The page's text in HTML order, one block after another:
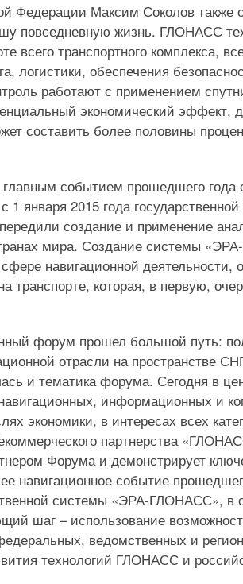
Федерации Максим Соколов также
повседневную жизнь. ГЛОНАСС
всего транспортного комплекса,
логистики, обеспечения
работают с применением
экономический эффект,
составить более половины
событием прошедшего года
1 января 2015 года
создание и применение
мира. Создание системы
навигационной деятельности,
транспорте, которая, в первую,
форум прошел большой путь:
отрасли на пространстве
и тематика форума. Сегодня в
информационных и
экономики, в интересах всех
партнерства
Форума и демонстрирует
навигационное событие
системы «ЭРА-ГЛОНАСС», в
шаг – использование
ведомственных и
технологий ГЛОНАСС и